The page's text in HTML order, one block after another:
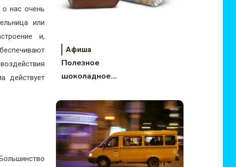
о нас очень
или
и,
действует
Афиша
Полезное
шоколадное